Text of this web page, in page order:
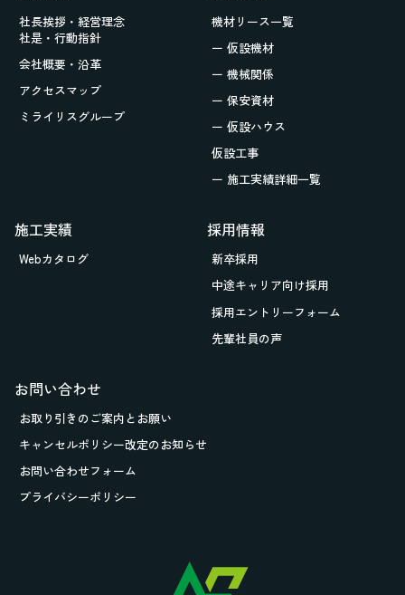
社長挨拶・経営理念
社是・行動指針
会社概要・沿革
アクセスマップ
ミライリスグループ
機材リース一覧
ー 仮設機材
ー 機械関係
ー 保安資材
ー 仮設ハウス
仮設工事
ー 施工実績詳細一覧
施工実績
Webカタログ
採用情報
新卒採用
中途キャリア向け採用
採用エントリーフォーム
先輩社員の声
お問い合わせ
お取り引きのご案内とお願い
キャンセルポリシー改定のお知らせ
お問い合わせフォーム
プライバシーポリシー